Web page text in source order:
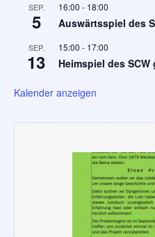
SEP.
5
16:00 - 18:00
Auswärtsspiel des
SEP.
13
15:00 - 17:00
Heimspiel des
Kalender anzeigen